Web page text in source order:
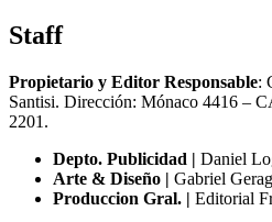
Staff
Propietario y Editor Responsable:
Santisi. Dirección: Mónaco 4416 –
2201.
Depto. Publicidad | Daniel
Arte & Diseño | Gabriel
Produccion Gral. | Editorial